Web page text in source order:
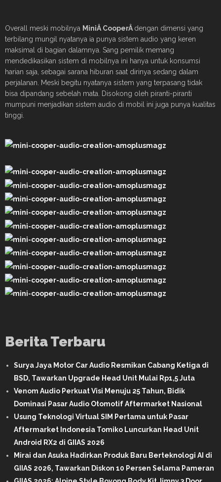
Overall meski mobilnya MiniÂ CooperÂdengan dimensi yang
terbilang mungil nyatanya ia punya sistem audio yang keren
maksimal di bagian dalamnya. Sang pemilik memang
mendedikasikan sistem di mobilnya ini hanya untuk konsumsi
harian saja, sebagai sarana hiburan saat dirinya sedang dalam
perjalanan. Meski begitu nyatanya sistem yang terpasang tidak
bisa dipandang sebelah mata. Disokong oleh piranti-piranti
mumpuni menjadikan sistem audio di mobil ini juga punya kualitas
tinggi.
Berita Terbaru
Surya Jaya Motor Car Audio Resmikan Cabang Ketiga di
BSD, Tawarkan Upgrade Head Unit Mulai Rp1,5 Juta
Venom Audio Perkuat Visi Menuju 25 Tahun, Bidik
Dominasi Pasar Audio Otomotif Aftermarket Nasional
Usung Teknologi Virtual SIM Pertama untuk Pasar
Aftermarket Indonesia Tomiko Luncurkan Head Unit
Android RX2 di GIIAS 2026
Mirai dan Asuka Hadirkan Produk Baru Berteknologi AI di
GIIAS 2026, Tawarkan Diskon 10 Persen Selama Pameran